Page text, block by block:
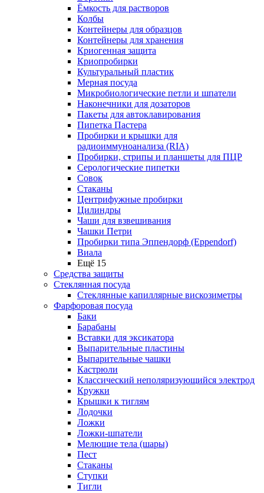
Ёмкость для растворов
Колбы
Контейнеры для образцов
Контейнеры для хранения
Криогенная защита
Криопробирки
Культуральный пластик
Мерная посуда
Микробиологические петли и шпатели
Наконечники для дозаторов
Пакеты для автоклавирования
Пипетка Пастера
Пробирки и крышки для
радиоиммуноанализа (RIA)
Пробирки, стрипы и планшеты для ПЦР
Серологические пипетки
Совок
Стаканы
Центрифужные пробирки
Цилиндры
Чаши для взвешивания
Чашки Петри
Пробирки типа Эппендорф (Eppendorf)
Виала
Ещё 15
Средства защиты
Стеклянная посуда
Стеклянные капиллярные вискозиметры
Фарфоровая посуда
Баки
Барабаны
Вставки для эксикатора
Выпарительные пластины
Выпарительные чашки
Кастрюли
Классический неполяризующийся электрод
Кружки
Крышки к тиглям
Лодочки
Ложки
Ложки-шпатели
Мелющие тела (шары)
Пест
Стаканы
Ступки
Тигли